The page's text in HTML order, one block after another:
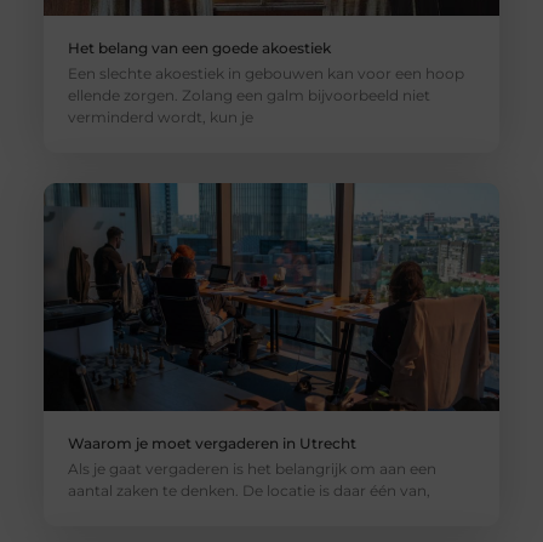
Het belang van een goede akoestiek
Een slechte akoestiek in gebouwen kan voor een hoop
ellende zorgen. Zolang een galm bijvoorbeeld niet
verminderd wordt, kun je
Waarom je moet vergaderen in Utrecht
Als je gaat vergaderen is het belangrijk om aan een
aantal zaken te denken. De locatie is daar één van,